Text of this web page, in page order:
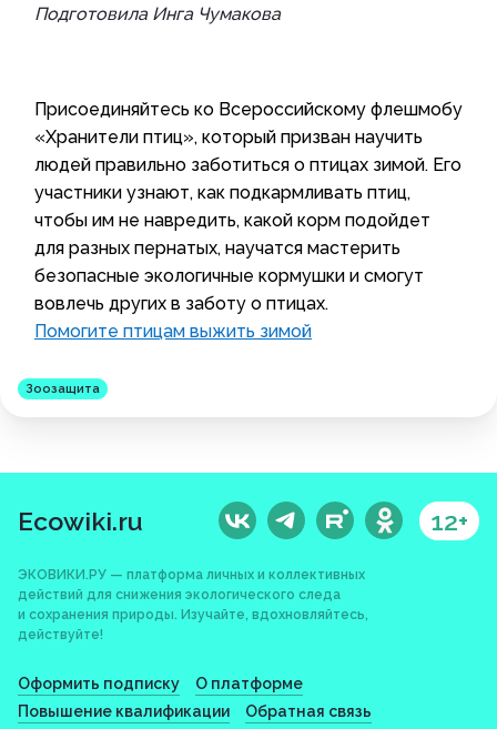
Подготовила Инга Чумакова
Присоединяйтесь ко Всероссийскому флешмобу
«Хранители птиц», который призван научить
людей правильно заботиться о птицах зимой. Его
участники узнают, как подкармливать птиц,
чтобы им не навредить, какой корм подойдет
для разных пернатых, научатся мастерить
безопасные экологичные кормушки и смогут
вовлечь других в заботу о птицах.
Помогите птицам выжить зимой
Зоозащита
Ecowiki.ru 12+
ЭКОВИКИ.РУ — платформа личных и коллективных
действий для снижения экологического следа
и сохранения природы. Изучайте, вдохновляйтесь,
действуйте!
Оформить подписку
О платформе
Повышение квалификации
Обратная связь